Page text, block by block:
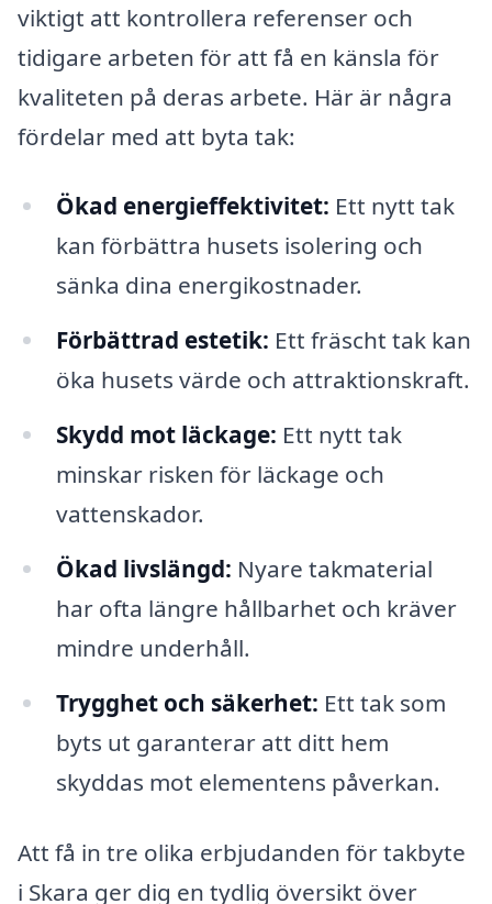
viktigt att kontrollera referenser och
tidigare arbeten för att få en känsla för
kvaliteten på deras arbete. Här är några
fördelar med att byta tak:
Ökad energieffektivitet: Ett nytt tak
kan förbättra husets isolering och
sänka dina energikostnader.
Förbättrad estetik: Ett fräscht tak kan
öka husets värde och attraktionskraft.
Skydd mot läckage: Ett nytt tak
minskar risken för läckage och
vattenskador.
Ökad livslängd: Nyare takmaterial
har ofta längre hållbarhet och kräver
mindre underhåll.
Trygghet och säkerhet: Ett tak som
byts ut garanterar att ditt hem
skyddas mot elementens påverkan.
Att få in tre olika erbjudanden för takbyte
i Skara ger dig en tydlig översikt över